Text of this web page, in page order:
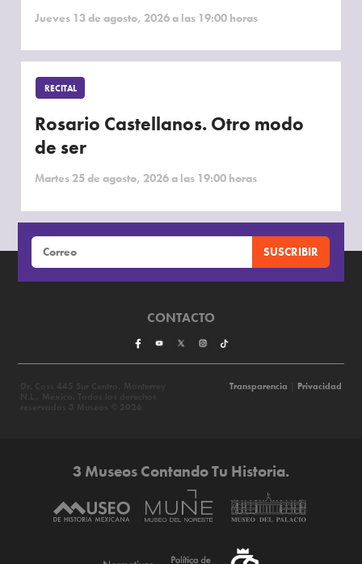
Jueves 13 de agosto, 2026 a las 19:00 horas
RECITAL
Rosario Castellanos. Otro modo
de ser
Martes 25 de agosto, 2026 a las 19:00 horas
CONTACTO
Transparencia Privacidad
3 Museos Contando Tu Historia.